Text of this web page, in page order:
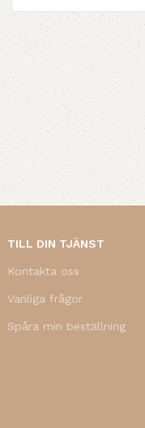
TILL DIN TJÄNST
Kontakta oss
Vanliga frågor
Spåra min beställning